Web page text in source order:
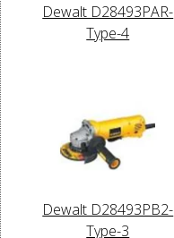
Dewalt D28493PAR-
Type-4
Dewalt D28493PB2-
Type-3